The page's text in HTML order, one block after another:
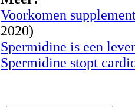
Voorkomen
2020)
Spermidine is een
Spermidine stopt